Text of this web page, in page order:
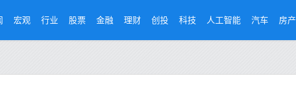
宏观 行业 股票 金融 理财 创投 科技 人工智能 汽车 房产